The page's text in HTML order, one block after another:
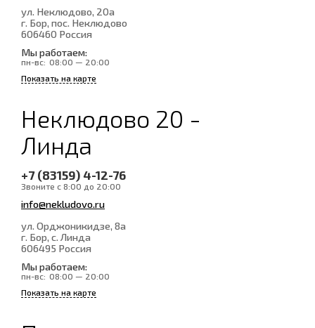
ул. Неклюдово, 20а
г. Бор, пос. Неклюдово
606460 Россия
Мы работаем:
пн-вс: 08:00 — 20:00
Показать на карте
Неклюдово 20 -
Линда
+7 (83159) 4-12-76
Звоните с 8:00 до 20:00
info@nekludovo.ru
ул. Орджоникидзе, 8а
г. Бор, с. Линда
606495 Россия
Мы работаем:
пн-вс: 08:00 — 20:00
Показать на карте